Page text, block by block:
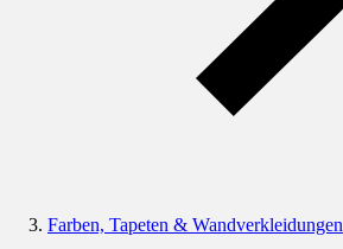
Farben, Tapeten & Wandverkleidungen